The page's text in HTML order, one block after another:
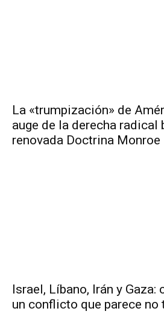
La «trumpización» de
auge de la derecha radical
renovada Doctrina Monroe
Israel, Líbano, Irán y Gaza:
un conflicto que parece no